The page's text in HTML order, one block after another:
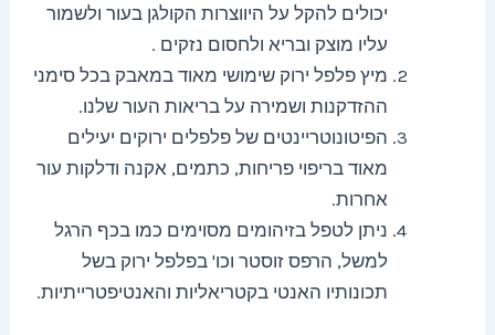
יכולים להקל על היווצרות הקולגן בעור ולשמור
עליו מוצק ובריא ולחסום נזקים .
מיץ פלפל ירוק שימושי מאוד במאבק בכל סימני
ההזדקנות ושמירה על בריאות העור שלנו.
הפיטונוטריינטים של פלפלים ירוקים יעילים
מאוד בריפוי פריחות, כתמים, אקנה ודלקות עור
אחרות.
ניתן לטפל בזיהומים מסוימים כמו בכף הרגל
למשל, הרפס זוסטר וכו' בפלפל ירוק בשל
תכונותיו האנטי בקטריאליות והאנטיפטרייתיות.